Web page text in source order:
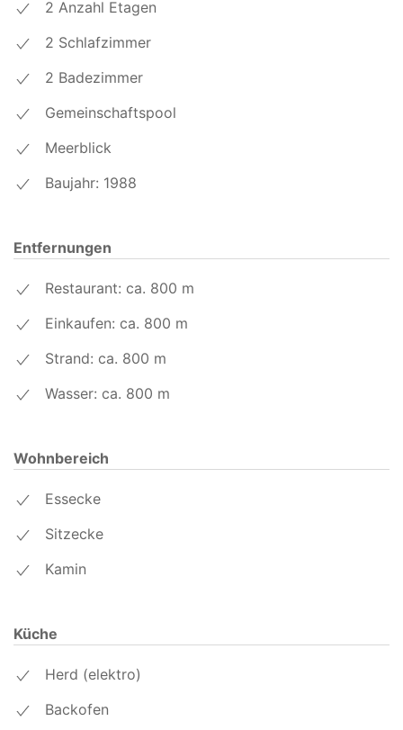
2 Anzahl Etagen
2 Schlafzimmer
2 Badezimmer
Gemeinschaftspool
Meerblick
Baujahr: 1988
Entfernungen
Restaurant: ca. 800 m
Einkaufen: ca. 800 m
Strand: ca. 800 m
Wasser: ca. 800 m
Wohnbereich
Essecke
Sitzecke
Kamin
Küche
Herd (elektro)
Backofen